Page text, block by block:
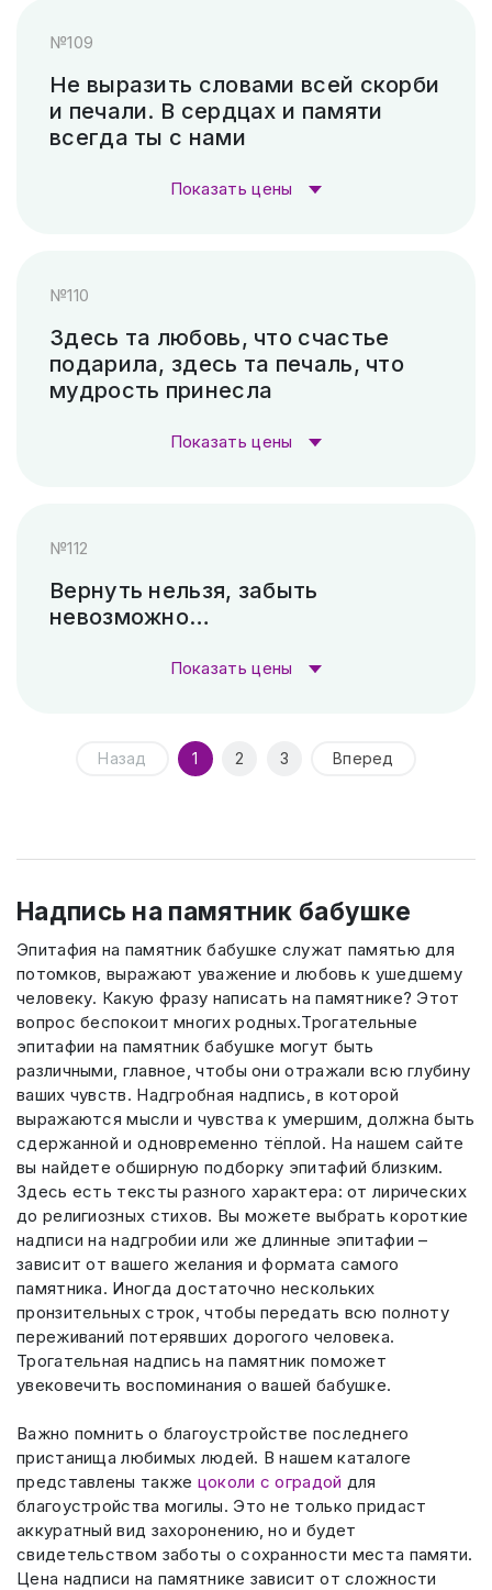
Гравировка (САУНО, Ударный
станок)
3 300
Пескоструй (без покраски)
№109
Не выразить словами всей скорби
и печали. В сердцах и памяти
всегда ты с нами
Показать цены
Гравировка (САУНО, Ударный
станок)
3 300
Пескоструй (без покраски)
№110
Здесь та любовь, что счастье
подарила, здесь та печаль, что
мудрость принесла
Показать цены
Гравировка (САУНО, Ударный
Скарпель (рубленные буквы)
№112
Вернуть нельзя, забыть
невозможно…
Показать цены
Скарпель (рубленные буквы) 13 020 ₽
Назад 1 2 3 Вперед
Надпись на памятник бабушке
Эпитафия на памятник бабушке служат памятью для
потомков, выражают уважение и любовь к ушедшему
человеку. Какую фразу написать на памятнике? Этот
вопрос беспокоит многих родных.Трогательные
эпитафии на памятник бабушке могут быть
различными, главное, чтобы они отражали всю глубину
ваших чувств. Надгробная надпись, в которой
выражаются мысли и чувства к умершим, должна быть
сдержанной и одновременно тёплой. На нашем сайте
вы найдете обширную подборку эпитафий близким.
Здесь есть тексты разного характера: от лирических
до религиозных стихов. Вы можете выбрать короткие
надписи на надгробии или же длинные эпитафии –
зависит от вашего желания и формата самого
памятника. Иногда достаточно нескольких
пронзительных строк, чтобы передать всю полноту
переживаний потерявших дорогого человека.
Трогательная надпись на памятник поможет
увековечить воспоминания о вашей бабушке.
Важно помнить о благоустройстве последнего
пристанища любимых людей. В нашем каталоге
представлены также цоколи с оградой для
благоустройства могилы. Это не только придаст
аккуратный вид захоронению, но и будет
свидетельством заботы о сохранности места памяти.
Цена надписи на памятнике зависит от сложности